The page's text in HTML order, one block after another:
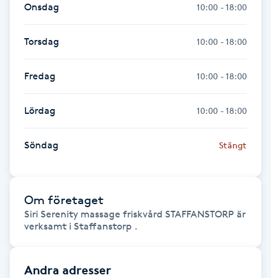
Gel naglar
Gelenaglar
Gellack
Gellack med förstärkning
Gravidmassage
Gravidyoga
Gruppträning
Gua Sha-massage
Onsdag 10:00 - 18:00
Torsdag 10:00 - 18:00
Fredag 10:00 - 18:00
Lördag 10:00 - 18:00
Söndag Stängt
Om företaget
Siri Serenity massage friskvård STAFFANSTORP är
verksamt i Staffanstorp .
Andra adresser